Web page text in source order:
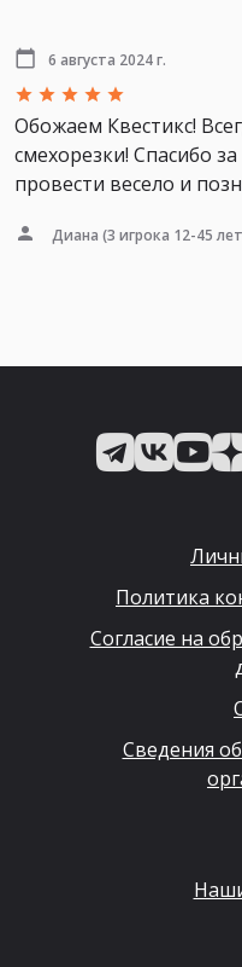
6 августа 2024 г.
Обожаем Квестикс!
смехорезки! Спасибо
провести весело и
Диана (3 игрока 12-45
Политика
Согласие на
Сведения